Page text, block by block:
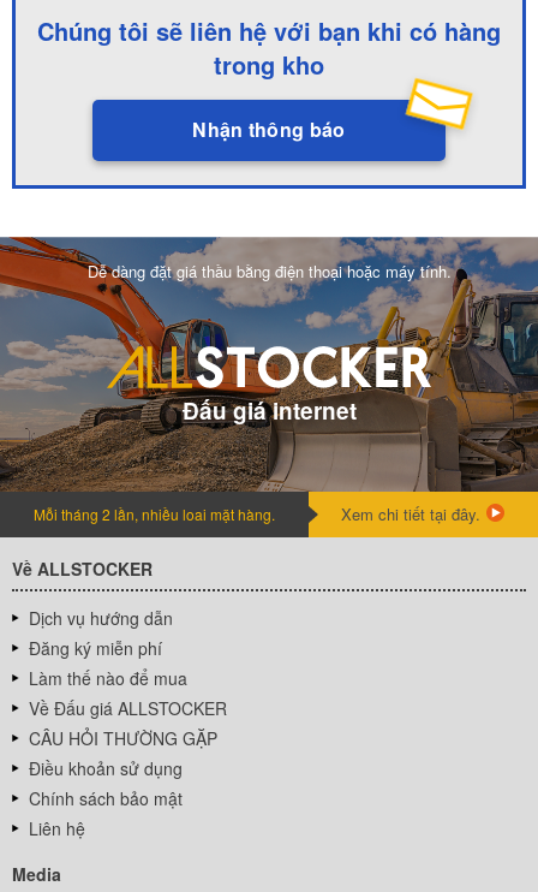
Chúng tôi sẽ liên hệ với bạn khi có hàng
trong kho
Nhận thông báo
Dễ dàng đặt giá thầu bằng điện thoại hoặc máy tính.
Đấu giá internet
Mỗi tháng 2 lần, nhiều loai mặt hàng. Xem chi tiết tại đây.
Về ALLSTOCKER
Dịch vụ hướng dẫn
Đăng ký miễn phí
Làm thế nào để mua
Về Đấu giá ALLSTOCKER
CÂU HỎI THƯỜNG GẶP
Điều khoản sử dụng
Chính sách bảo mật
Liên hệ
Media